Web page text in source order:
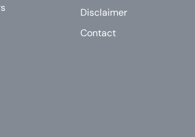
Disclaimer
Contact